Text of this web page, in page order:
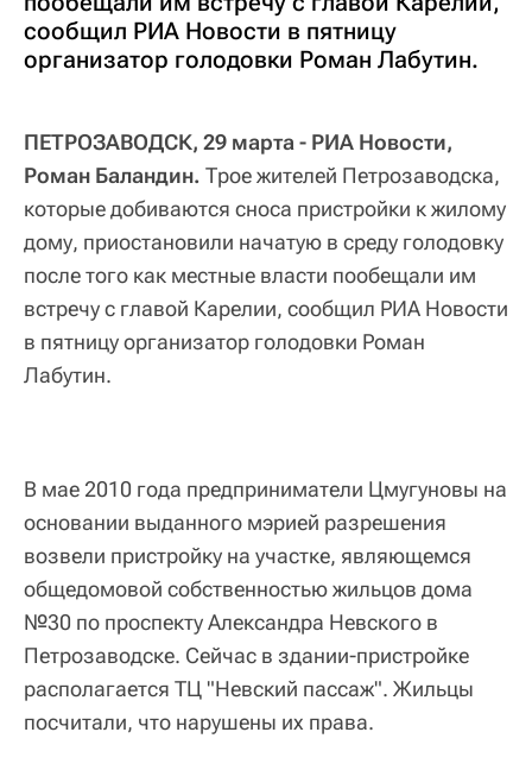
сообщил РИА Новости в пятницу
организатор голодовки Роман Лабутин.
ПЕТРОЗАВОДСК, 29 марта - РИА Новости,
Роман Баландин. Трое жителей Петрозаводска,
которые добиваются сноса пристройки к жилому
дому, приостановили начатую в среду голодовку
после того как местные власти пообещали им
встречу с главой Карелии, сообщил РИА Новости
в пятницу организатор голодовки Роман
Лабутин.
В мае 2010 года предприниматели Цмугуновы на
основании выданного мэрией разрешения
возвели пристройку на участке, являющемся
общедомовой собственностью жильцов дома
№30 по проспекту Александра Невского в
Петрозаводске. Сейчас в здании-пристройке
располагается ТЦ "Невский пассаж". Жильцы
посчитали, что нарушены их права.